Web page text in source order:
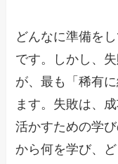
どんなに準備を
です。しかし、
が、最も「稀有
ます。失敗は、
活かすための学
から何を学び、